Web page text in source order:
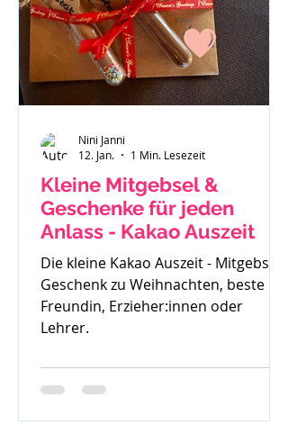
wir uns einen Fendt 470 gekauft.
Solide, gut verarbeitet und passend
für
Kleine Mitgebsel &
Geschenke für jeden
Anlass - Kakao Auszeit
Die kleine Kakao Auszeit - Mitgebsel,
Geschenk zu Weihnachten, beste
Freundin, Erzieher:innen oder
Lehrer.
Nini Janni
12. Jan.
1 Min. Lesezeit